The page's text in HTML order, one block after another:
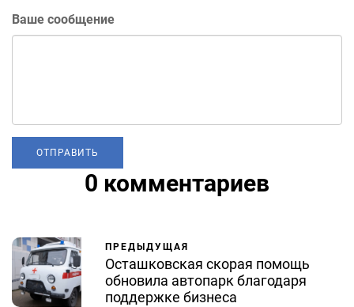
Ваше сообщение
0 комментариев
ПРЕДЫДУЩАЯ
Осташковская скорая помощь
обновила автопарк благодаря
поддержке бизнеса